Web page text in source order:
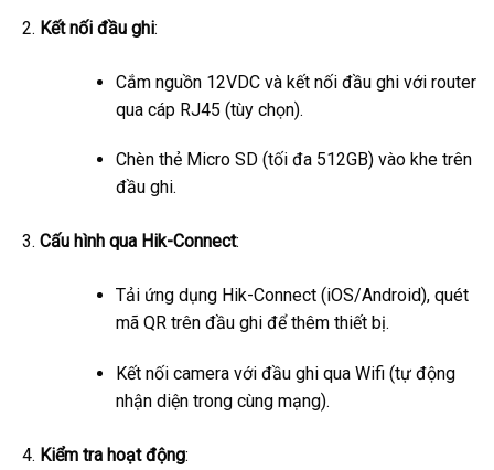
Kết nối đầu ghi:
Cắm nguồn 12VDC và kết nối đầu ghi với router
qua cáp RJ45 (tùy chọn).
Chèn thẻ Micro SD (tối đa 512GB) vào khe trên
đầu ghi.
Cấu hình qua Hik-Connect:
Tải ứng dụng Hik-Connect (iOS/Android), quét
mã QR trên đầu ghi để thêm thiết bị.
Kết nối camera với đầu ghi qua Wifi (tự động
nhận diện trong cùng mạng).
Kiểm tra hoạt động: